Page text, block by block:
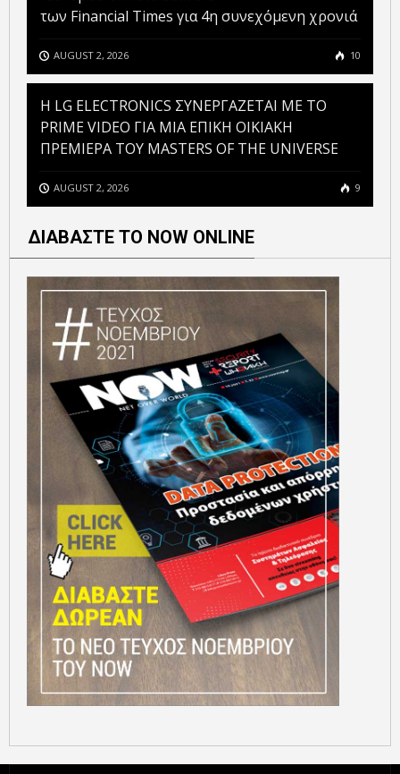
των Financial Times για 4η συνεχόμενη χρονιά
AUGUST 2, 2026 10
H LG ELECTRONICS ΣΥΝΕΡΓΑΖΕΤΑΙ ΜΕ ΤΟ
PRIME VIDEO ΓΙΑ ΜΙΑ ΕΠΙΚΗ ΟΙΚΙΑΚΗ
ΠΡΕΜΙΕΡΑ ΤΟΥ MASTERS OF THE UNIVERSE
AUGUST 2, 2026 9
ΔΙΑΒΑΣΤΕ ΤΟ NOW ONLINE